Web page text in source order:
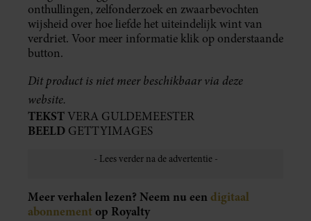
onthullingen, zelfonderzoek en zwaarbevochten
wijsheid over hoe liefde het uiteindelijk wint van
verdriet. Voor meer informatie klik op onderstaande
button.
Dit product is niet meer beschikbaar via deze
website.
TEKSTVERA GULDEMEESTER
BEELD GETTYIMAGES
Meer verhalen lezen? Neem nu een digitaal
abonnement op Royalty